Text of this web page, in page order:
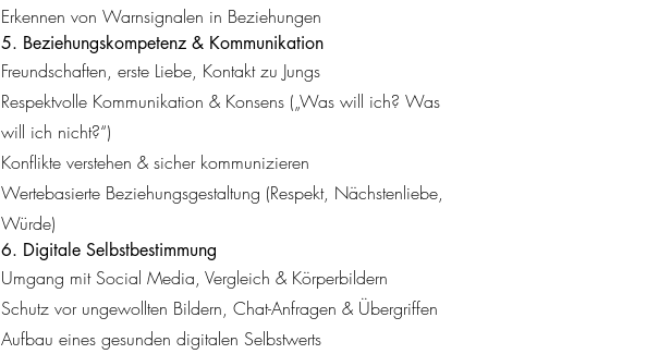
Erkennen von Warnsignalen in Beziehungen
5. Beziehungskompetenz & Kommunikation
Freundschaften, erste Liebe, Kontakt zu Jungs
Respektvolle Kommunikation & Konsens („Was will ich? Was
will ich nicht?“)
Konflikte verstehen & sicher kommunizieren
Wertebasierte Beziehungsgestaltung (Respekt, Nächstenliebe,
Würde)
6. Digitale Selbstbestimmung
Umgang mit Social Media, Vergleich & Körperbildern
Schutz vor ungewollten Bildern, Chat-Anfragen & Übergriffen
Aufbau eines gesunden digitalen Selbstwerts